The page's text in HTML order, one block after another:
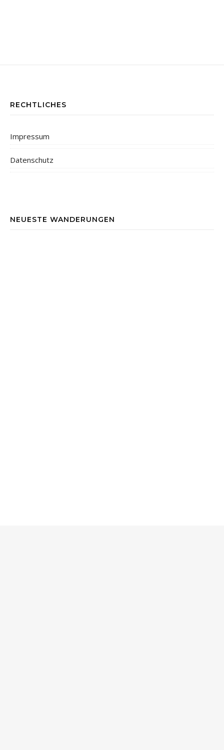
RECHTLICHES
Impressum
Datenschutz
NEUESTE WANDERUNGEN